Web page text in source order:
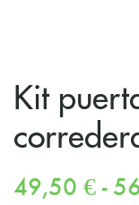
Kit
49,50 € -